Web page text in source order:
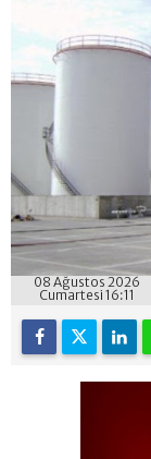
08 Ağustos 2026
Cumartesi 16:11